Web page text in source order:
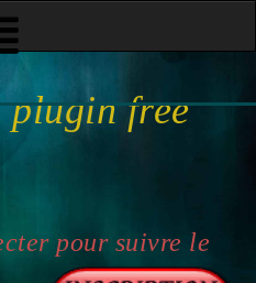
plugin free
pour suivre le